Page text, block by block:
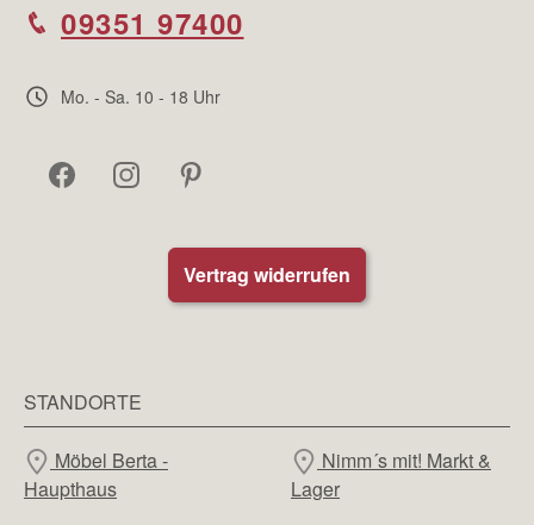
09351 97400
Mo. - Sa. 10 - 18 Uhr
Vertrag widerrufen
STANDORTE
Möbel Berta -
Haupthaus
Nimm´s mit! Markt &
Lager